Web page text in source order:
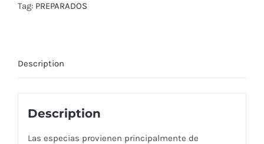
Tag: PREPARADOS
Description
Description
Las especias provienen principalmente de